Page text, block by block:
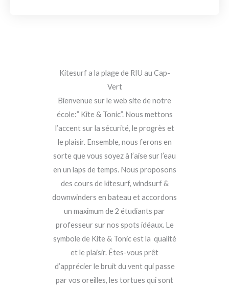
Kitesurf a la plage de RIU au Cap-
Vert
Bienvenue sur le web site de notre
école:” Kite & Tonic”. Nous mettons
l’accent sur la sécurité, le progrès et
le plaisir. Ensemble, nous ferons en
sorte que vous soyez à l’aise sur l’eau
en un laps de temps. Nous proposons
des cours de kitesurf, windsurf &
downwinders en bateau et accordons
un maximum de 2 étudiants par
professeur sur nos spots idéaux. Le
symbole de Kite & Tonic est la qualité
et le plaisir. Êtes-vous prêt
d’apprécier le bruit du vent qui passe
par vos oreilles, les tortues qui sont